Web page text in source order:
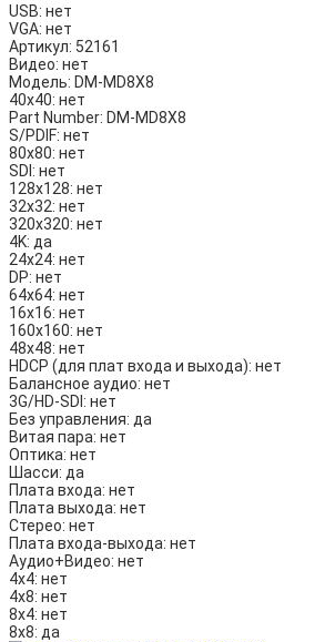
USB: нет
VGA: нет
Артикул: 52161
Видео: нет
Модель: DM-MD8X8
40х40: нет
Part Number: DM-MD8X8
S/PDIF: нет
80х80: нет
SDI: нет
128х128: нет
32х32: нет
320х320: нет
4K: да
24х24: нет
DP: нет
64х64: нет
16х16: нет
160х160: нет
48х48: нет
HDCP (для плат входа и выхода): нет
Балансное аудио: нет
3G/HD-SDI: нет
Без управления: да
Витая пара: нет
Оптика: нет
Шасси: да
Плата входа: нет
Плата выхода: нет
Стерео: нет
Плата входа-выхода: нет
Аудио+Видео: нет
4х4: нет
4х8: нет
8х4: нет
8х8: да